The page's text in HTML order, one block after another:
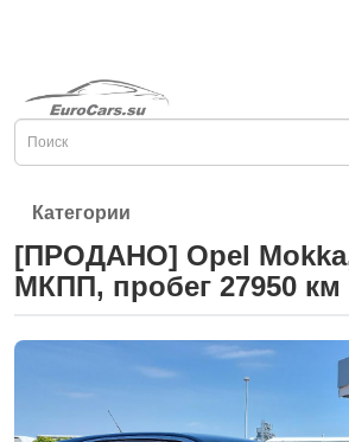
Категории
[ПРОДАНО] Opel
МКПП, пробег 27950 км